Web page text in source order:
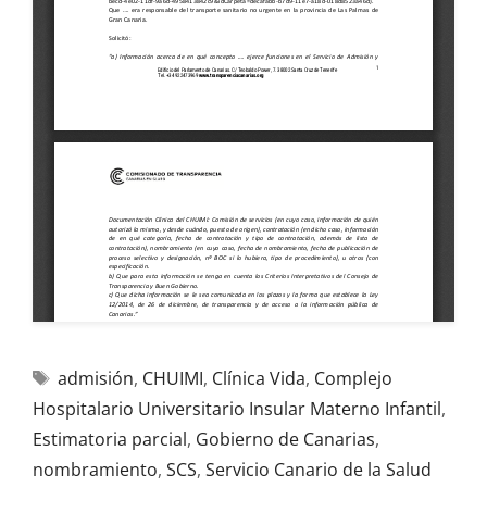
admisión, CHUIMI, Clínica Vida, Complejo
Hospitalario Universitario Insular Materno Infantil,
Estimatoria parcial, Gobierno de Canarias,
nombramiento, SCS, Servicio Canario de la Salud